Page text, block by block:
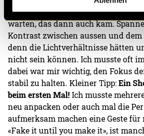
mit dem Drohnenshot auf ein
warten, das dann auch kam.
Kontrast zwischen aussen und
denn die Lichtverhältnisse hätten
nicht sein können. Ich musste oft
dabei war mir wichtig, den Fokus
stabil zu halten. Kleiner Tipp:Ein
beim ersten Mal!Ich musste
neu anpacken oder auch mal die
aufmerksam machen eine Geste für
«Fake it until you make it», ist